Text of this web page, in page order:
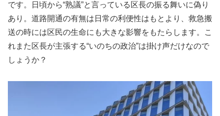
です。日頃から“熟議”と言っている区長の振る舞いに偽り
あり。道路開通の有無は日常の利便性はもとより、救急搬
送の時には区民の生命にも大きな影響をもたらします。こ
れまた区長が主張する“いのちの政治”は掛け声だけなので
しょうか？